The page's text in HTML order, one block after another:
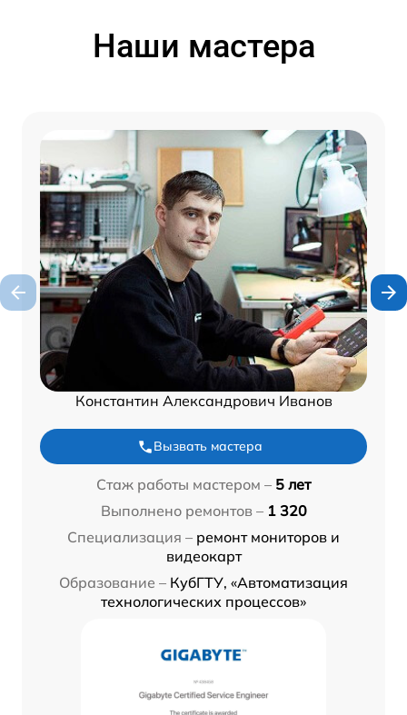
Наши мастера
Константин Александрович Иванов
Вызвать мастера
Стаж работы мастером – 5 лет
Выполнено ремонтов – 1 320
Специализация – ремонт мониторов и
видеокарт
Образование – КубГТУ, «Автоматизация
технологических процессов»